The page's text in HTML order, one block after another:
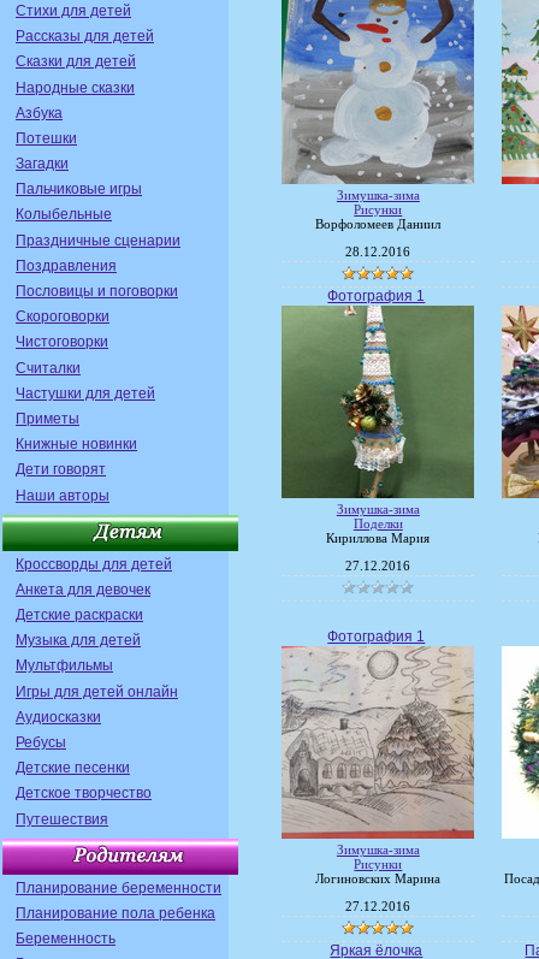
Стихи для детей
Рассказы для детей
Сказки для детей
Народные сказки
Азбука
Потешки
Загадки
Пальчиковые игры
Колыбельные
Праздничные сценарии
Поздравления
Пословицы и поговорки
Скороговорки
Чистоговорки
Считалки
Частушки для детей
Приметы
Книжные новинки
Дети говорят
Наши авторы
Кроссворды для детей
Анкета для девочек
Детские раскраски
Музыка для детей
Мультфильмы
Игры для детей онлайн
Аудиосказки
Ребусы
Детские песенки
Детское творчество
Путешествия
Планирование беременности
Планирование пола ребенка
Беременность
Зимушка-зима
Рисунки
Ворфоломеев Даниил
28.12.2016
Фотография 1
Зимушка-зима
Поделки
Кириллова Мария
27.12.2016
Фотография 1
Зимушка-зима
Рисунки
Логиновских Марина
27.12.2016
Яркая ёлочка